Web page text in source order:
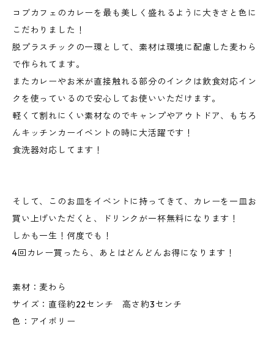
コブカフェのカレーを最も美しく盛れるように大きさと色に
こだわりました！
脱プラスチックの一環として、素材は環境に配慮した麦わら
で作られてます。
またカレーやお米が直接触れる部分のインクは飲食対応イン
クを使っているので安心してお使いいただけます。
軽くて割れにくい素材なのでキャンプやアウトドア、もちろ
んキッチンカーイベントの時に大活躍です！
食洗器対応してます！
そして、このお皿をイベントに持ってきて、カレーを一皿お
買い上げいただくと、ドリンクが一杯無料になります！
しかも一生！何度でも！
4回カレー買ったら、あとはどんどんお得になります！
素材：麦わら
サイズ：直径約22センチ 高さ約3センチ
色：アイボリー